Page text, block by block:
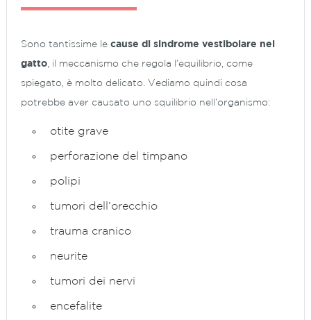
Sono tantissime le cause di sindrome vestibolare nel
gatto , il meccanismo che regola l’equilibrio, come
spiegato, è molto delicato. Vediamo quindi cosa
potrebbe aver causato uno squilibrio nell’organismo:
otite grave
perforazione del timpano
polipi
tumori dell’orecchio
trauma cranico
neurite
tumori dei nervi
encefalite